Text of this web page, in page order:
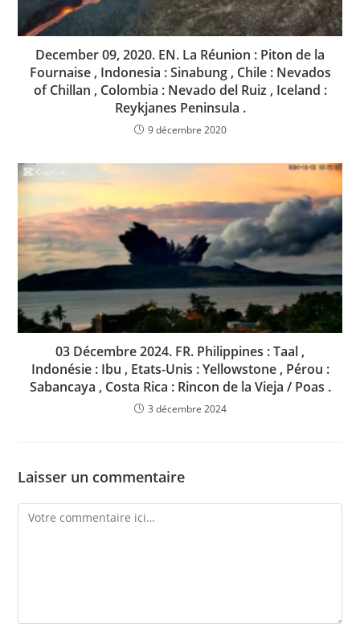
December 09, 2020. EN. La Réunion : Piton de la
Fournaise , Indonesia : Sinabung , Chile : Nevados
of Chillan , Colombia : Nevado del Ruiz , Iceland :
Reykjanes Peninsula .
9 décembre 2020
03 Décembre 2024. FR. Philippines : Taal ,
Indonésie : Ibu , Etats-Unis : Yellowstone , Pérou :
Sabancaya , Costa Rica : Rincon de la Vieja / Poas .
3 décembre 2024
Laisser un commentaire
Comment